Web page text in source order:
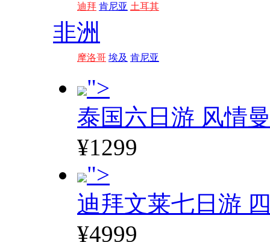
迪拜 肯尼亚 土耳其
非洲
摩洛哥 埃及 肯尼亚
">
泰国六日游 风情
¥1299
">
迪拜文莱七日游
¥4999